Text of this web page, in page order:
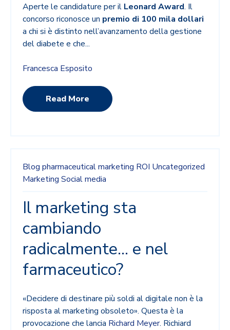
Aperte le candidature per il Leonard Award. Il
concorso riconosce un premio di 100 mila dollari
a chi si è distinto nell’avanzamento della gestione
del diabete e che...
Francesca Esposito
Read More
Blog pharmaceutical marketing ROI Uncategorized
Marketing Social media
Il marketing sta
cambiando
radicalmente… e nel
farmaceutico?
«Decidere di destinare più soldi al digitale non è la
risposta al marketing obsoleto». Questa è la
provocazione che lancia Richard Meyer. Richiard